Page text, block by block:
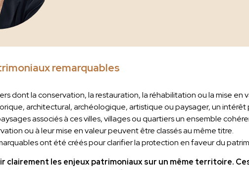
remarquables
dont la conservation, la restauration, la réhabilitation ou la mise en
architectural, archéologique, artistique ou paysager, un intérêt
associés à ces villes, villages ou quartiers un ensemble
ou à leur mise en valeur peuvent être classés au même titre.
ont été créés pour clarifier la protection en faveur du
clairement les enjeux patrimoniaux sur un même territoire.